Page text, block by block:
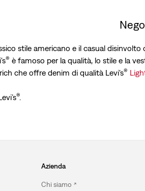
stile americano e il casual
® è famoso per la qualità, lo stile e la
che offre denim di qualità Levi's®
®.
Azienda
Chi siamo